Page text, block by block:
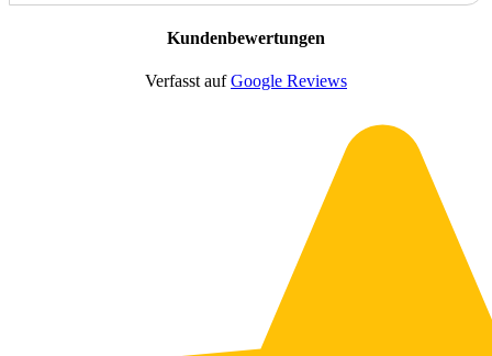
Kundenbewertungen
Verfasst aufGoogle Reviews